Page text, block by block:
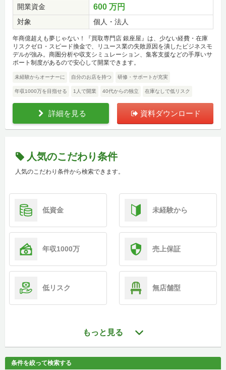
開業資金
600 万円
対象 個人・法人
年商億超えも夢じゃない！『買取専門店 銀座屋』は、少ない経費・在庫
リスクゼロ・スピード換金で、リユース業の失敗原因を潰したビジネスモ
デルが強み。商圏分析や収支シミュレーション、集客支援などの手厚いサ
ポート制度があるので安心して開業できます。
未経験からオーナーに 自分のお店を持つ 研修・サポートが充実
年収1000万を目指せる 1人で開業 40代からの独立 在庫なしで低リスク
詳細を見る 資料ダウンロード
人気のこだわり条件
人気のこだわり条件から検索できます。
低資金 未経験から
年収1000万 売上保証
低リスク 無店舗型
もっと見る
条件を絞って検索する